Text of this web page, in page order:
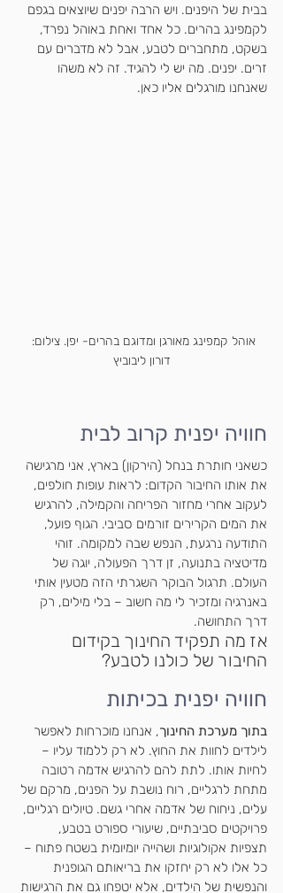
בבית של היפנים. ויש הרבה יפנים שיוצאים בגפם
לקמפינג בהרים. כל אחד ואחת באוהל נפרד,
בשקט, מתחברים לטבע, אבל לא מדברים עם
זרים. יפנים. מה יש לי להגיד. זה לא משהו
שאנחנו מורגלים אליו כאן.
אוהל קמפינג מאורגן ומדוגם בהרים- יפן. צילום:
דורון ליבוביץ
חוויה יפנית קרוב לבית
כשאני חותרת בנחל (הירקון) בארץ, אני מרגישה
את אותו החיבור הקדום: לראות עופות חולפים,
לעקוב אחרי מחזור הפריחה והקמילה, להרגיש
את המים הקרירים זורמים סביבי. הגוף פועל,
התודעה נרגעת, הנפש שבה למקומה. זוהי
מדיטציה בתנועה, זן דרך הפעולה, יוגה של
העולם. תרגול הבוקר השגרתי הזה מטעין אותי
באנרגיה ומזכיר לי מה חשוב – בלי מילים, רק
דרך התחושה.
אז מה תפקיד החינוך בקידום
החיבור של כולנו לטבע?
חוויה יפנית בכיתות
בתוך מערכת החינוך, אנחנו מוכרחות לאפשר
לילדים לחוות את החוץ. לא רק ללמוד עליו –
לחיות אותו. לתת להם להרגיש אדמה רטובה
מתחת לרגליים, רוח נושבת על הפנים, מרקם של
עלים, ניחוח של אדמה אחרי גשם. טיולים רגליים,
פרויקטים סביבתיים, שיעורי ספורט בטבע,
תצפיות אקולוגיות ושהייה יומיומית בשטח פתוח –
כל אלו לא רק יחזקו את בריאותם הגופנית
והנפשית של הילדים, אלא יטפחו גם את הרגישות